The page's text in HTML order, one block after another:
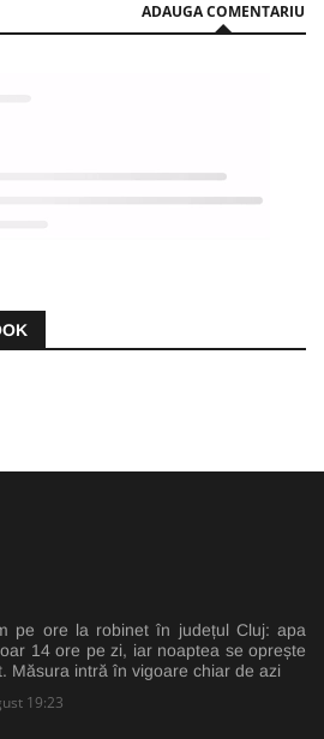
ADAUGA COMENTARIU
pe ore la robinet în județul Cluj: apa
14 ore pe zi, iar noaptea se oprește
Măsura intră în vigoare chiar de azi
19:23